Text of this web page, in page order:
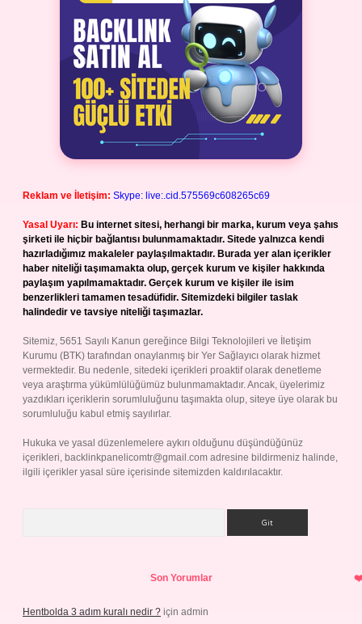
Reklam ve İletişim: Skype: live:.cid.575569c608265c69
Yasal Uyarı: Bu internet sitesi, herhangi bir marka, kurum veya şahıs
şirketi ile hiçbir bağlantısı bulunmamaktadır. Sitede yalnızca kendi
hazırladığımız makaleler paylaşılmaktadır. Burada yer alan içerikler
haber niteliği taşımamakta olup, gerçek kurum ve kişiler hakkında
paylaşım yapılmamaktadır. Gerçek kurum ve kişiler ile isim
benzerlikleri tamamen tesadüfidir. Sitemizdeki bilgiler taslak
halindedir ve tavsiye niteliği taşımazlar.
Sitemiz, 5651 Sayılı Kanun gereğince Bilgi Teknolojileri ve İletişim
Kurumu (BTK) tarafından onaylanmış bir Yer Sağlayıcı olarak hizmet
vermektedir. Bu nedenle, sitedeki içerikleri proaktif olarak denetleme
veya araştırma yükümlülüğümüz bulunmamaktadır. Ancak, üyelerimiz
yazdıkları içeriklerin sorumluluğunu taşımakta olup, siteye üye olarak bu
sorumluluğu kabul etmiş sayılırlar.
Hukuka ve yasal düzenlemelere aykırı olduğunu düşündüğünüz
içerikleri, backlinkpanelicomtr@gmail.com adresine bildirmeniz halinde,
ilgili içerikler yasal süre içerisinde sitemizden kaldırılacaktır.
Son Yorumlar
Hentbolda 3 adım kuralı nedir ? için admin